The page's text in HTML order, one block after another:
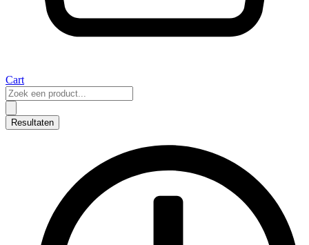
Cart
Search
...
Resultaten